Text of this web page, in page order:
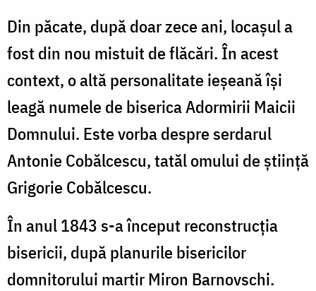
Din păcate, după doar zece ani, locașul a
fost din nou mistuit de flăcări. În acest
context, o altă personalitate ieșeană își
leagă numele de biserica Adormirii Maicii
Domnului. Este vorba despre serdarul
Antonie Cobălcescu, tatăl omului de știință
Grigorie Cobălcescu.
În anul 1843 s-a început reconstrucția
bisericii, după planurile bisericilor
domnitorului martir Miron Barnovschi.